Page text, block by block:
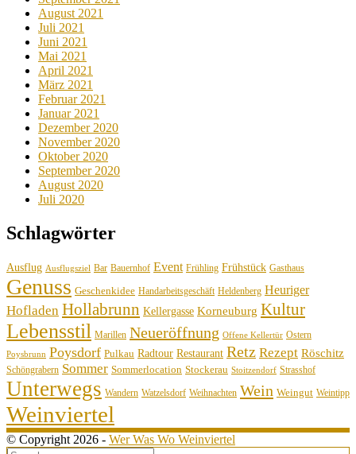
August 2021
Juli 2021
Juni 2021
Mai 2021
April 2021
März 2021
Februar 2021
Januar 2021
Dezember 2020
November 2020
Oktober 2020
September 2020
August 2020
Juli 2020
Schlagwörter
Ausflug Ausflugsziel Bar Bauernhof Event Frühling Frühstück Gasthaus
Genuss Geschenkidee Handarbeitsgeschäft Heldenberg Heuriger
Hofladen Hollabrunn Kellergasse Korneuburg Kultur
Lebensstil Marillen Neueröffnung Offene Kellertür Ostern
Poysbrunn Poysdorf Pulkau Radtour Restaurant Retz Rezept Röschitz
Schöngrabern Sommer Sommerlocation Stockerau Stoitzendorf Strasshof
Unterwegs Wandern Watzelsdorf Weihnachten Wein Weingut Weintipp
Weinviertel
© Copyright 2026 - Wer Was Wo Weinviertel